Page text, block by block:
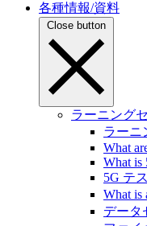
各種情報/資料
Close button
ラーニング
ラーニ
What
What is
5G テ
What is
データ